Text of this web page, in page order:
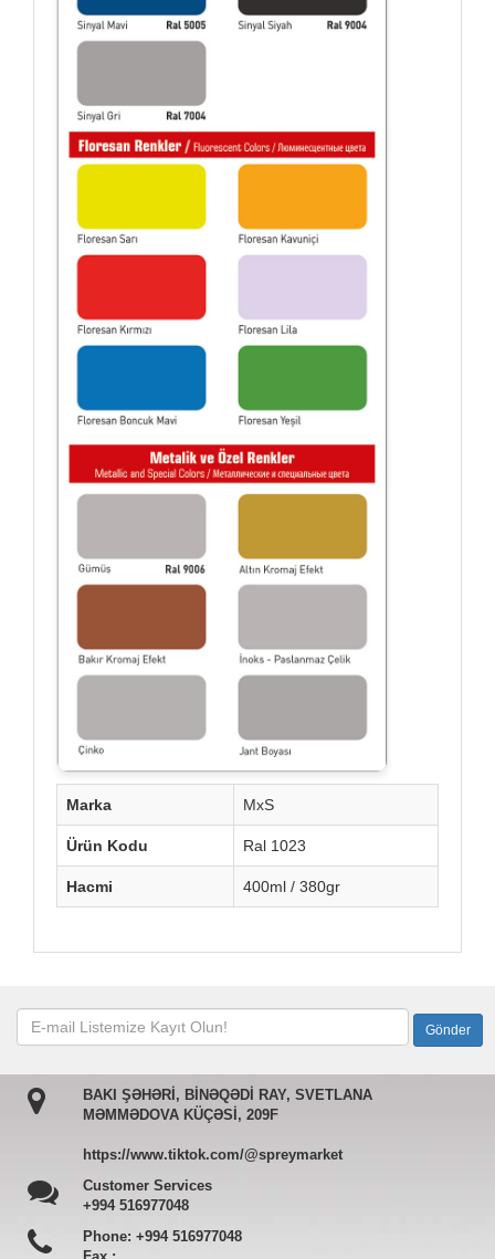
Marka MxS
Ürün Kodu Ral 1023
Hacmi 400ml / 380gr
BAKI ŞƏHƏRİ, BİNƏQƏDİ RAY, SVETLANA
MƏMMƏDOVA KÜÇƏSİ, 209F
https://www.tiktok.com/@spreymarket
Customer Services
+994 516977048
Phone: +994 516977048